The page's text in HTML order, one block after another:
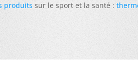
produitssur le sport et la santé :